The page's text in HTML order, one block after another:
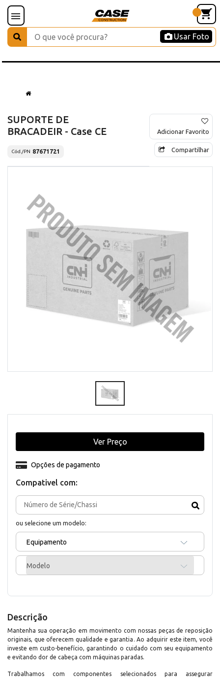
Usar Foto
SUPORTE DE
BRACADEIR - Case CE
Cód./PN 87671721
Adicionar Favorito
Compartilhar
Compativel com:
ou selecione um modelo:
Equipamento
Modelo
Opções de pagamento
Ver Preço
Descrição
Mantenha sua operação em movimento com nossas peças de reposição
originais, que oferecem qualidade e garantia. Ao adquirir este item, você
investe em custo-benefício, garantindo o cuidado com seu equipamento
e evitando dor de cabeça com máquinas paradas.
Trabalhamos com componentes selecionados para assegurar